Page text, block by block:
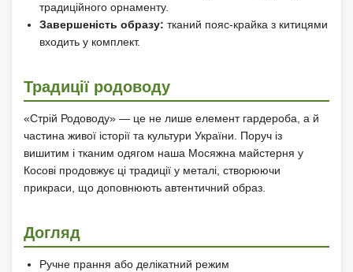
традиційного орнаменту.
Завершеність образу: тканий пояс-крайка з китицями
входить у комплект.
Традиції родоводу
«Стрій Родоводу» — це не лише елемент гардероба, а й
частина живої історії та культури України. Поруч із
вишитим і тканим одягом наша Мосяжна майстерня у
Косові продовжує ці традиції у металі, створюючи
прикраси, що доповнюють автентичний образ.
Догляд
Ручне прання або делікатний режим